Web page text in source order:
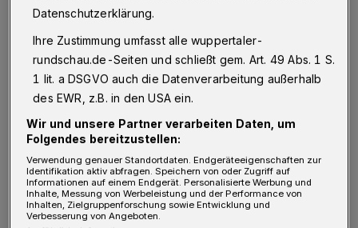
Foto: Christoph Petersen
S
o sagen die Meteorologinnen und
Meteorologen für das Stadtgebiet
Schneefall an, der bei Temperaturen um den
Gefrierpunkt gegen 4 Uhr einsetzen soll und
bis zum Morgen anhält. Anschließend steigt
Datenschutzerklärung.
Ihre Zustimmung umfasst alle wuppertaler-
rundschau.de-Seiten und schließt gem. Art. 49 Abs. 1 S.
1 lit. a DSGVO auch die Datenverarbeitung außerhalb
des EWR, z.B. in den USA ein.
Wir und unsere Partner verarbeiten Daten, um
Folgendes bereitzustellen:
Verwendung genauer Standortdaten. Endgeräteeigenschaften zur
Identifikation aktiv abfragen. Speichern von oder Zugriff auf
Informationen auf einem Endgerät. Personalisierte Werbung und
Inhalte, Messung von Werbeleistung und der Performance von
Inhalten, Zielgruppenforschung sowie Entwicklung und
Verbesserung von Angeboten.